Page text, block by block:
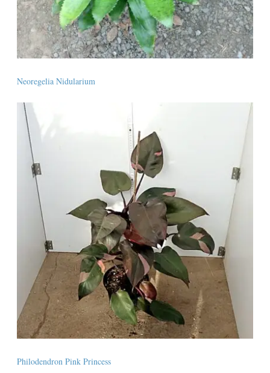
Neoregelia Nidularium
Philodendron Pink Princess